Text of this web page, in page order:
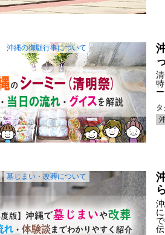
沖縄の御願行事について
タ
墓じまい・改葬について